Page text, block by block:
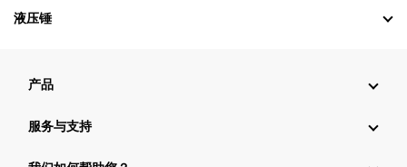
液压锤
产品
服务与支持